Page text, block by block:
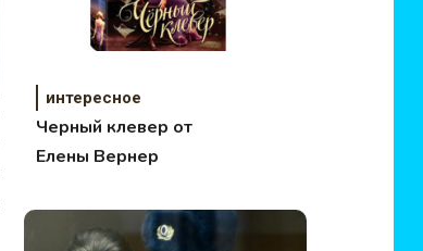
интересное
Черный клевер от
Елены Вернер